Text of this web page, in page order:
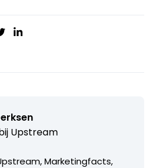
Upstream
Marketingfacts,